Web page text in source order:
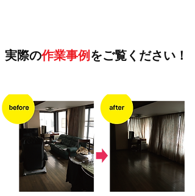
実際の作業事例 をご覧ください！